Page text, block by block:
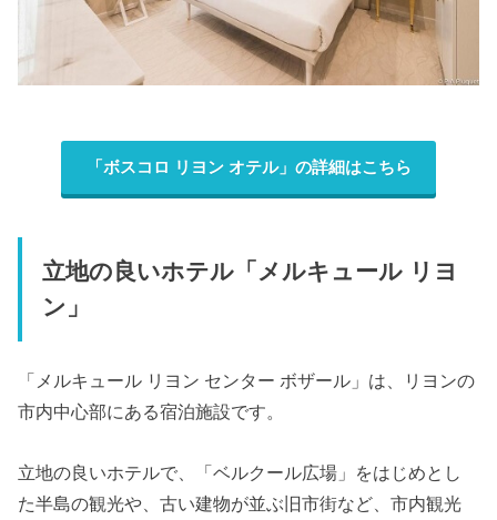
「ボスコロ リヨン オテル」の詳細はこちら
立地の良いホテル「メルキュール リヨ
ン」
「メルキュール リヨン センター ボザール」は、リヨンの
市内中心部にある宿泊施設です。
立地の良いホテルで、「ベルクール広場」をはじめとし
た半島の観光や、古い建物が並ぶ旧市街など、市内観光